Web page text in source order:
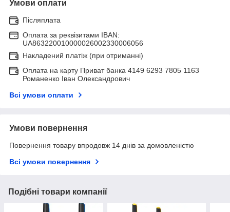
Умови оплати
Післяплата
Оплата за реквізитами IBAN:
UA863220010000026002330006056
Накладений платіж (при отриманні)
Оплата на карту Приват банка 4149 6293 7805 1163
Романенко Іван Олександрович
Всі умови оплати
Умови повернення
Повернення товару впродовж 14 днів за домовленістю
Всі умови повернення
Подібні товари компанії